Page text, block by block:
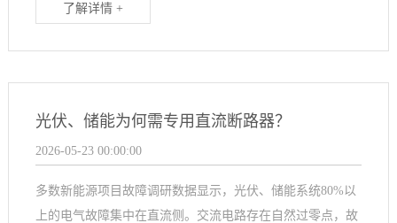
了解详情 +
光伏、储能为何需专用直流断路器？
2026-05-23 00:00:00
多数新能源项目故障调研数据显示，光伏、储能系统80%以
上的电气故障集中在直流侧。交流电路存在自然过零点，故